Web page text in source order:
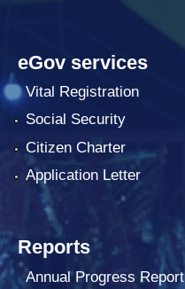
eGov services
Vital Registration
Social Security
Citizen Charter
Application Letter
Reports
Annual Progress Report